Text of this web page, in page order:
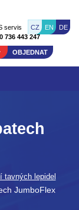
CZ EN DE
servis
736 443 247
OBJEDNAT
tavných lepidel
JumboFlex